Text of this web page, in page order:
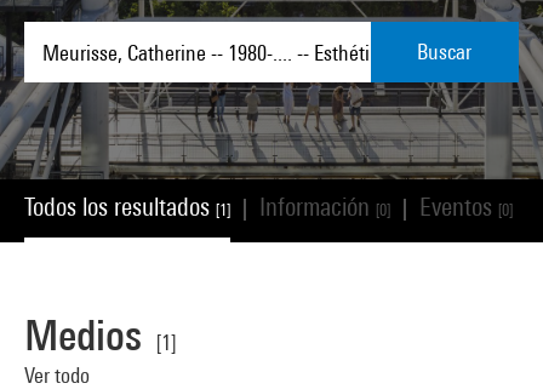
Buscar
Todos los resultados [1] Información [0] Eventos [0]
Medios
[1]
Ver todo